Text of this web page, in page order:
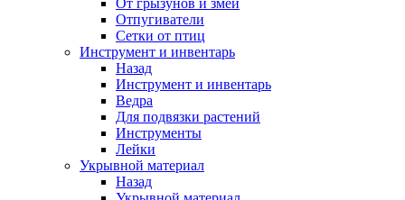
От грызунов и змей
Отпугиватели
Сетки от птиц
Инструмент и инвентарь
Назад
Инструмент и инвентарь
Ведра
Для подвязки растений
Инструменты
Лейки
Укрывной материал
Назад